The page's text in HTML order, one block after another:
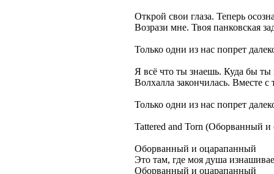
Открой свои глаза. Теперь
Возрази мне. Твоя панковская
Только одни из нас попрет
Я всё что ты знаешь. Куда бы
Волхалла закончилась. Вместе
Только одни из нас попрет
Tattered and Torn (Оборванный
Оборванный и оцарапанный
Это там, где моя душа
Оборванный и оцарапанный